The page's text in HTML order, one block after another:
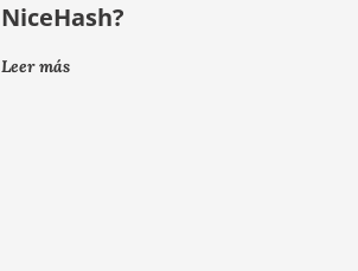
NiceHash?
Leer más